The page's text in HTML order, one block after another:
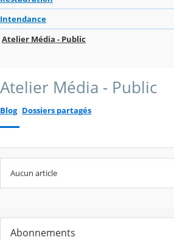
Intendance
Atelier Média - Public
Atelier Média - Public
Blog Dossiers partagés
Aucun article
Abonnements